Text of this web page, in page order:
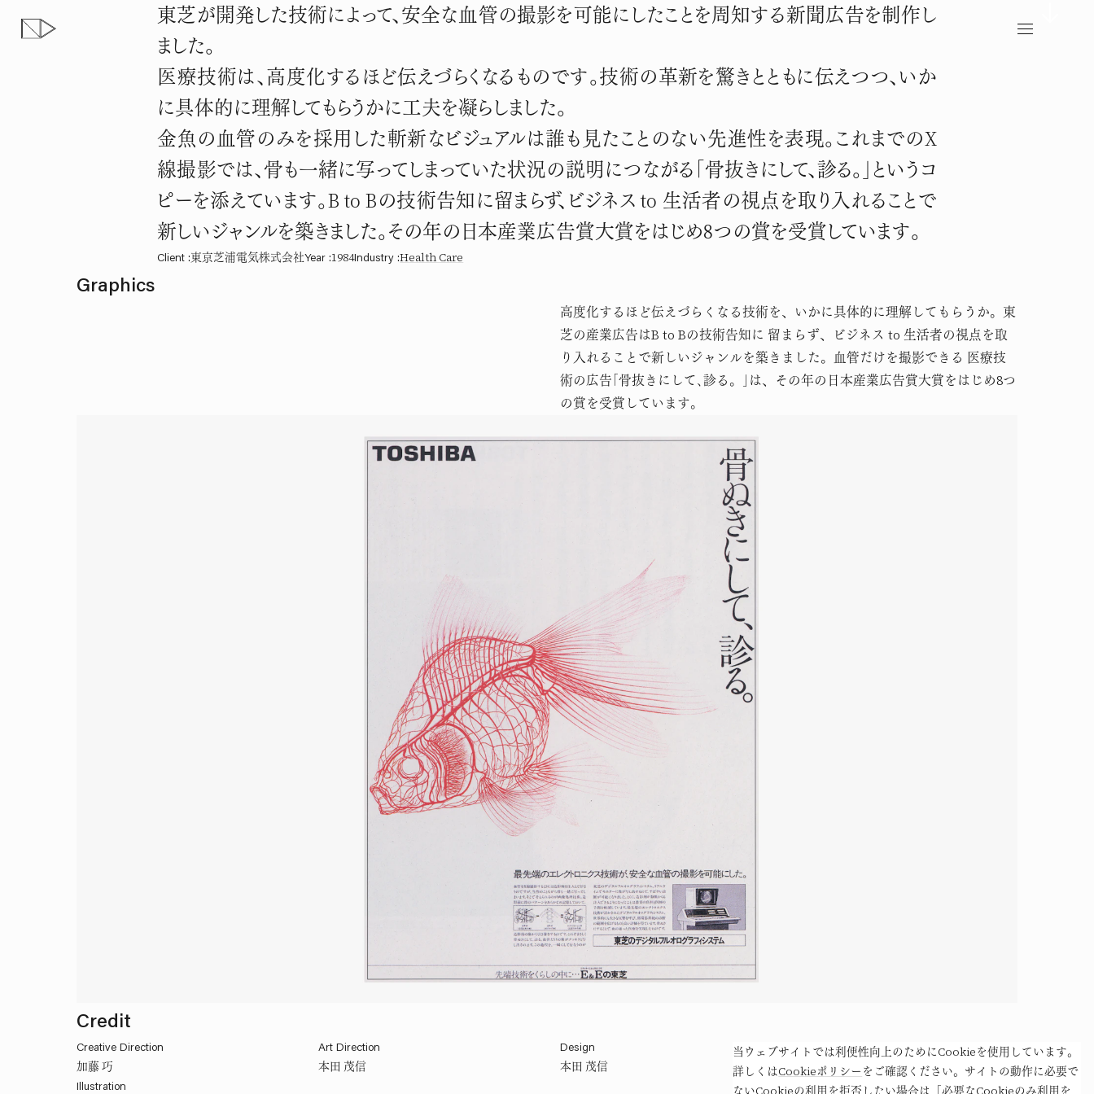
東芝 ｢骨抜きにして､診る。｣
高度な技術も、まるわかり。
東芝が開発した技術によって、安全な血管の撮影を可能にしたことを周知する新聞広告を制作し
ました。
医療技術は、高度化するほど伝えづらくなるものです。技術の革新を驚きとともに伝えつつ、いか
に具体的に理解してもらうかに工夫を凝らしました。
金魚の血管のみを採用した斬新なビジュアルは誰も見たことのない先進性を表現。これまでのX
線撮影では、骨も一緒に写ってしまっていた状況の説明につながる「骨抜きにして、診る。」というコ
ピーを添えています。B to Bの技術告知に留まらず、ビジネス to 生活者の視点を取り入れることで
新しいジャンルを築きました。その年の日本産業広告賞大賞をはじめ8つの賞を受賞しています。
Client:東京芝浦電気株式会社Year:1984Industry:Health Care
Graphics
高度化するほど伝えづらくなる技術を、いかに具体的に理解してもらうか。東
芝の産業広告はB to Bの技術告知に 留まらず、ビジネス to 生活者の視点を取
り入れることで新しいジャンルを築きました。血管だけを撮影できる 医療技
術の広告｢骨抜きにして､診る。｣は、その年の日本産業広告賞大賞をはじめ8つ
の賞を受賞しています。
Credit
Creative Direction
加藤 巧
Art Direction
本田 茂信
Design
本田 茂信
Copywriting
野友 明
Illustration
当ウェブサイトでは利便性向上のためにCookieを使用しています。
詳しくはCookieポリシーをご確認ください。サイトの動作に必要で
ないCookieの利用を拒否したい場合は「必要なCookieのみ利用を